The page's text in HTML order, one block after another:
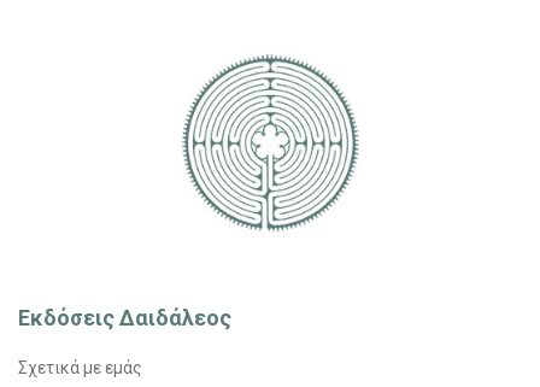
Εκδόσεις Δαιδάλεος
Σχετικά με εμάς